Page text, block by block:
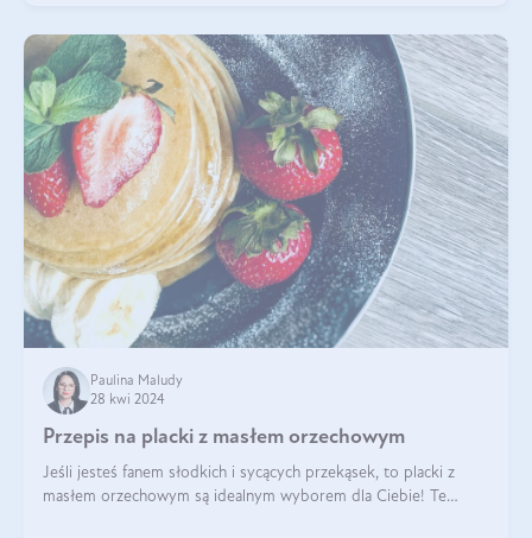
Paulina Maludy
28 kwi 2024
Przepis na placki z masłem orzechowym
Jeśli jesteś fanem słodkich i sycących przekąsek, to placki z
masłem orzechowym są idealnym wyborem dla Ciebie! Te